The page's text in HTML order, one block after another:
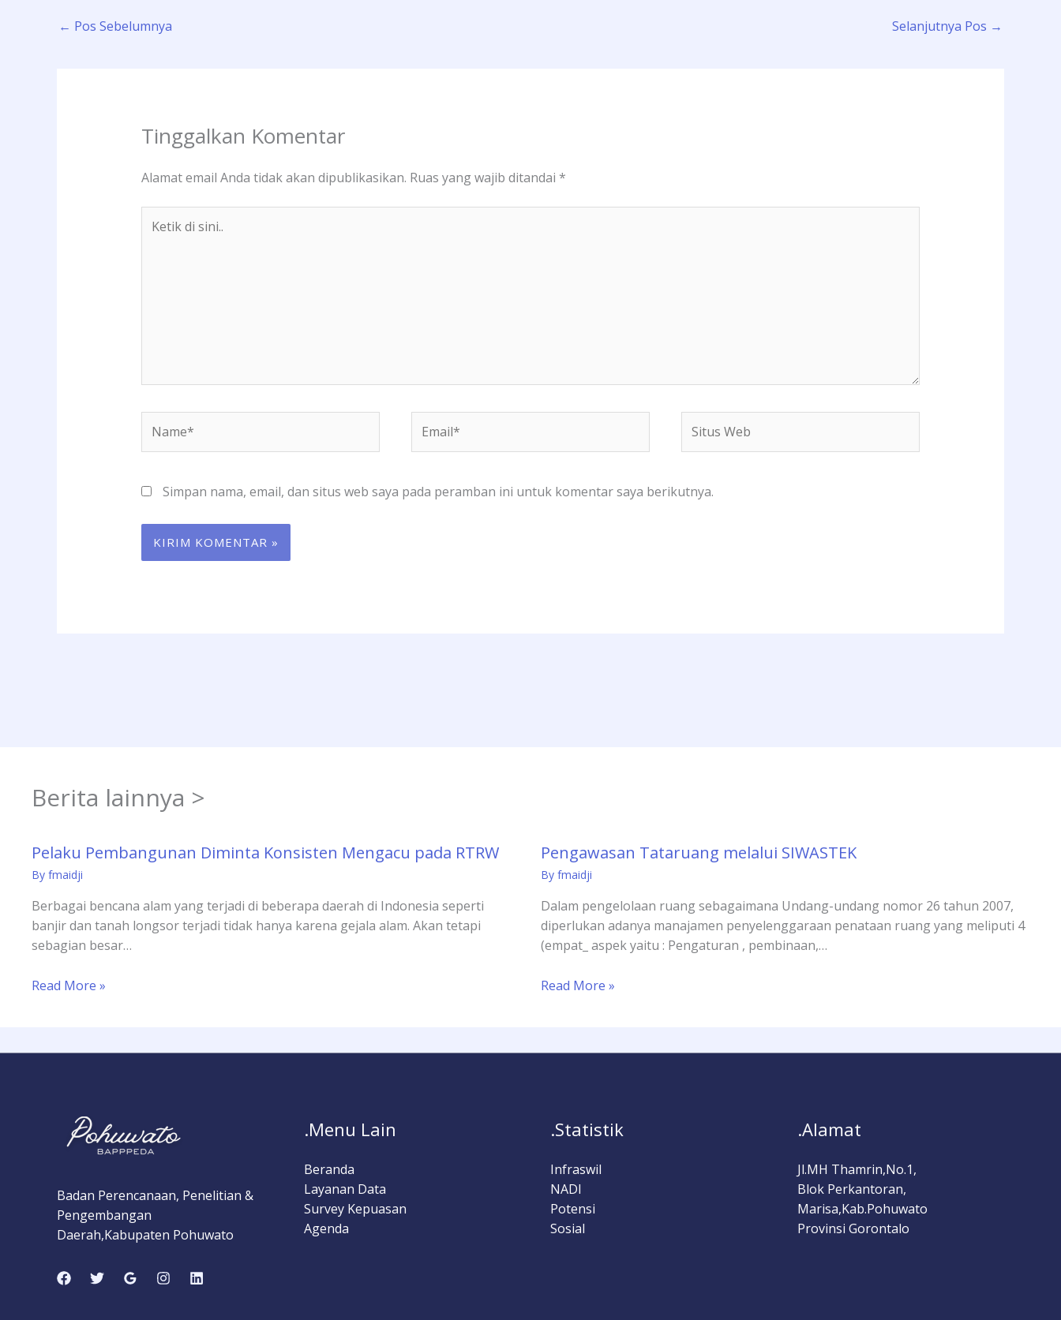
← Pos Sebelumnya Selanjutnya Pos →
Tinggalkan Komentar
Alamat email Anda tidak akan dipublikasikan. Ruas yang wajib ditandai *
Web
Simpan nama, email, dan situs web saya pada peramban ini untuk komentar saya berikutnya.
Berita lainnya >
Pelaku Pembangunan Diminta Konsisten Mengacu pada RTRW
By fmaidji
Berbagai bencana alam yang terjadi di beberapa daerah di Indonesia seperti
banjir dan tanah longsor terjadi tidak hanya karena gejala alam. Akan tetapi
sebagian besar…
Read More »
Pengawasan Tataruang melalui SIWASTEK
By fmaidji
Dalam pengelolaan ruang sebagaimana Undang-undang nomor 26 tahun 2007,
diperlukan adanya manajamen penyelenggaraan penataan ruang yang meliputi 4
(empat_ aspek yaitu : Pengaturan , pembinaan,…
Read More »
Badan Perencanaan, Penelitian &
Pengembangan
Daerah,Kabupaten Pohuwato
.Menu Lain
Beranda
Layanan Data
Survey Kepuasan
Agenda
.Statistik
Infraswil
NADI
Potensi
Sosial
.Alamat
Jl.MH Thamrin,No.1,
Blok Perkantoran,
Marisa,Kab.Pohuwato
Provinsi Gorontalo